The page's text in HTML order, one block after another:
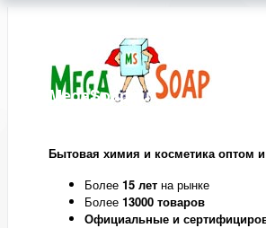
MegaSoap.ru
Бытовая химия и косметика оптом
Более 15 лет на рынке
Более 13000 товаров
Официальные и